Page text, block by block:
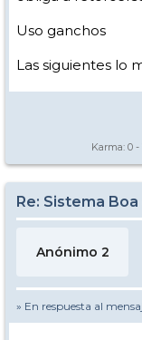
Uso ganchos
Las siguientes lo
Karma: 0 -
Re: Sistema
Anónimo 2
» En respuesta al